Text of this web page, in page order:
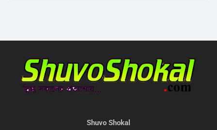
Shuvo Shokal